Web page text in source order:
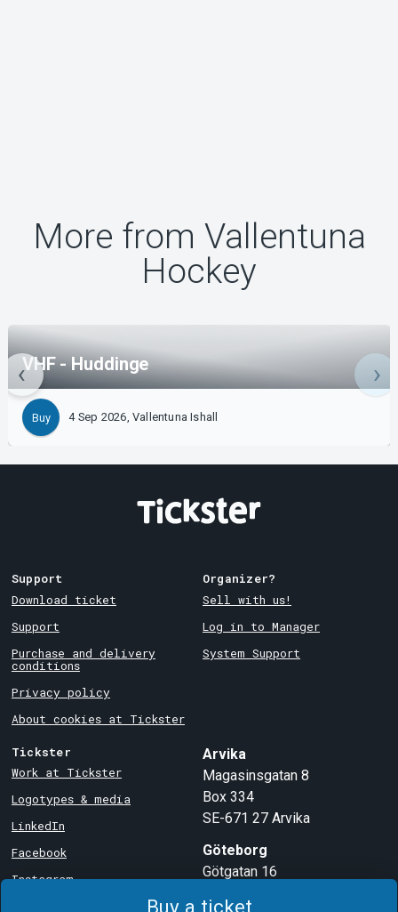
Buy a ticket
More from Vallentuna
Hockey
VHF - Huddinge
Buy 4 Sep 2026, Vallentuna Ishall
Support
Download ticket
Support
Purchase and delivery
conditions
Privacy policy
About cookies at Tickster
Organizer?
Sell with us!
Log in to Manager
System Support
Tickster
Work at Tickster
Logotypes & media
LinkedIn
Facebook
Instagram
Arvika
Magasinsgatan 8
Box 334
SE-671 27 Arvika
Göteborg
Götgatan 16